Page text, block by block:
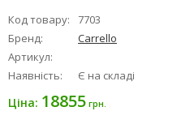
Код товару:
7703
Бренд:
Carrello
Артикул:
Наявність:
Є на складі
Ціна: 18855 грн.